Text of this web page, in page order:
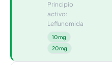
Principio
activo:
Leflunomida
10mg
20mg